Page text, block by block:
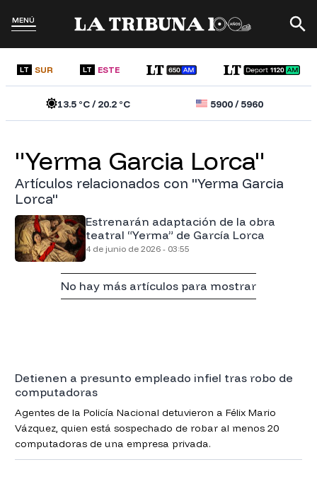
MENÚ
LT SUR LT ESTE
13.5°C /20.2°C 5900/5960
"Yerma Garcia Lorca"
Artículos relacionados con "Yerma Garcia
Lorca"
Estrenarán adaptación de la obra
teatral “Yerma” de García Lorca
4 de junio de 2026 - 03:55
No hay más artículos para mostrar
Detienen a presunto empleado infiel tras robo de
computadoras
Agentes de la Policía Nacional detuvieron a Félix Mario
Vázquez, quien está sospechado de robar al menos 20
computadoras de una empresa privada.